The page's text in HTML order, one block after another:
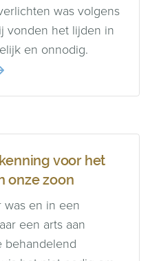
was volgens
vonden het lijden in
en onnodig.
voor het
onze zoon
was en in een
een arts aan
behandelend